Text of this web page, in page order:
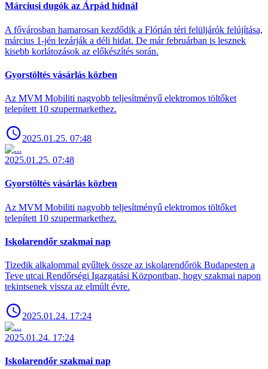
Márciusi dugók az Árpád hídnál
A fővárosban hamarosan kezdődik a Flórián téri felüljárók felújítása,
március 1-jén lezárják a déli hidat. De már februárban is lesznek
kisebb korlátozások az előkészítés során.
Gyorstöltés vásárlás közben
Az MVM Mobiliti nagyobb teljesítményű elektromos töltőket
telepített 10 szupermarkethez.
2025.01.25. 07:48
2025.01.25. 07:48
Gyorstöltés vásárlás közben
Az MVM Mobiliti nagyobb teljesítményű elektromos töltőket
telepített 10 szupermarkethez.
Iskolarendőr szakmai nap
Tizedik alkalommal gyűltek össze az iskolarendőrök Budapesten a
Teve utcai Rendőrségi Igazgatási Központban, hogy szakmai napon
tekintsenek vissza az elmúlt évre.
2025.01.24. 17:24
2025.01.24. 17:24
Iskolarendőr szakmai nap